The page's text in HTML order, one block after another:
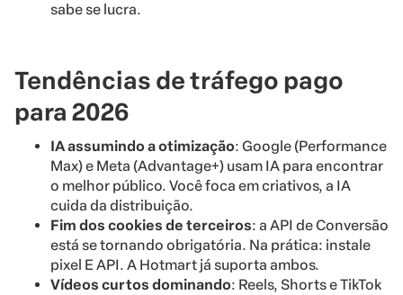
sabe se lucra.
Tendências de tráfego pago
para 2026
IA assumindo a otimização: Google (Performance
Max) e Meta (Advantage+) usam IA para encontrar
o melhor público. Você foca em criativos, a IA
cuida da distribuição.
Fim dos cookies de terceiros: a API de Conversão
está se tornando obrigatória. Na prática: instale
pixel E API. A Hotmart já suporta ambos.
Vídeos curtos dominando: Reels, Shorts e TikTok